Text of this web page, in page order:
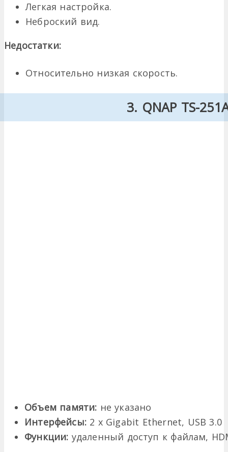
Легкая настройка.
Неброский вид.
Недостатки:
Относительно низкая скорость.
3. QNAP TS-
Объем памяти: не указано
Интерфейсы:2 x Gigabit Ethernet, USB 3.0
Функции: удаленный доступ к файлам,